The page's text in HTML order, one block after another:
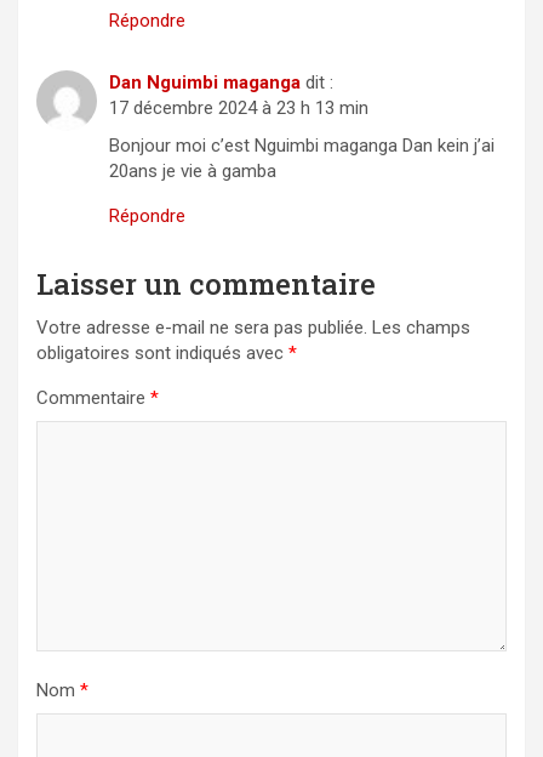
Répondre
Dan Nguimbi maganga dit :
17 décembre 2024 à 23 h 13 min
Bonjour moi c’est Nguimbi maganga Dan kein j’ai
20ans je vie à gamba
Répondre
Laisser un commentaire
Votre adresse e-mail ne sera pas publiée. Les champs
obligatoires sont indiqués avec *
Commentaire *
Nom *